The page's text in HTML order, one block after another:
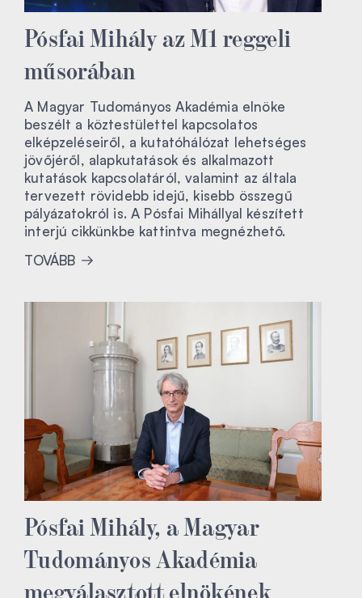
Pósfai Mihály az M1 reggeli
műsorában
A Magyar Tudományos Akadémia elnöke
beszélt a köztestülettel kapcsolatos
elképzeléseiről, a kutatóhálózat lehetséges
jövőjéről, alapkutatások és alkalmazott
kutatások kapcsolatáról, valamint az általa
tervezett rövidebb idejű, kisebb összegű
pályázatokról is. A Pósfai Mihállyal készített
interjú cikkünkbe kattintva megnézhető.
TOVÁBB
Pósfai Mihály, a Magyar
Tudományos Akadémia
megválasztott elnökének